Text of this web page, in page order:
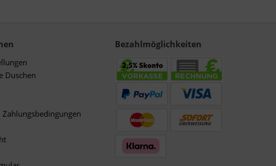
Duschen
Bezahlmöglichkeiten